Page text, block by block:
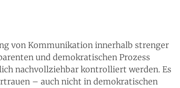
von Kommunikation innerhalb strenger
und demokratischen Prozess
nachvollziehbar kontrolliert werden. Es
– auch nicht in demokratischen